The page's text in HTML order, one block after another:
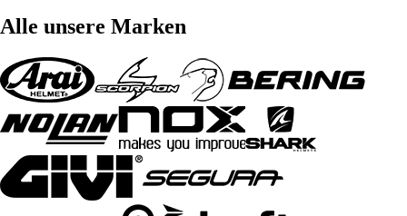
Alle unsere Marken